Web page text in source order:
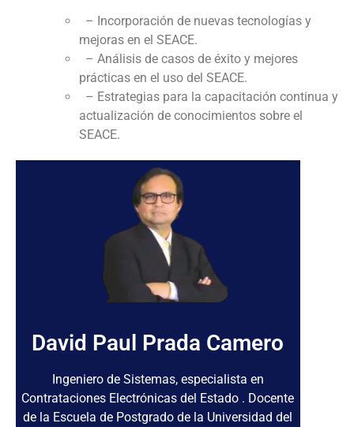
– Incorporación de nuevas tecnologías y
mejoras en el SEACE.
– Análisis de casos de éxito y mejores
prácticas en el uso del SEACE.
– Estrategias para la capacitación continua y
actualización de conocimientos sobre el
SEACE.
David Paul Prada Camero
Ingeniero de Sistemas, especialista en
Contrataciones Electrónicas del Estado . Docente
de la Escuela de Postgrado de la Universidad del